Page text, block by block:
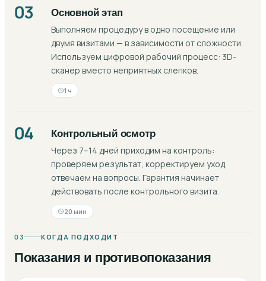
03 Основной этап
Выполняем процедуру в одно посещение или
двумя визитами — в зависимости от сложности.
Используем цифровой рабочий процесс: 3D-
сканер вместо неприятных слепков.
1 ч
04 Контрольный осмотр
Через 7–14 дней приходим на контроль:
проверяем результат, корректируем уход,
отвечаем на вопросы. Гарантия начинает
действовать после контрольного визита.
20 мин
03 КОГДА ПОДХОДИТ
Показания и противопоказания